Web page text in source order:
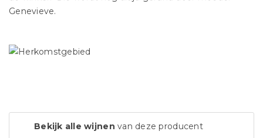
Genevieve.
Bekijk alle wijnen van deze producent